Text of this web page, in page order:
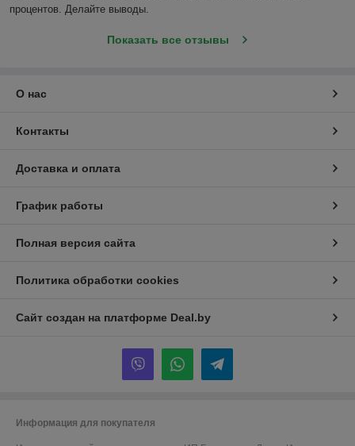
процентов. Делайте выводы.
Показать все отзывы
О нас
Контакты
Доставка и оплата
График работы
Полная версия сайта
Политика обработки cookies
Сайт создан на платформе Deal.by
Информация для покупателя